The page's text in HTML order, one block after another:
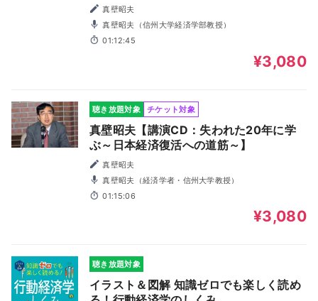
真壁昭夫
真壁昭夫（信州大学経済学部教授）
01:12:45
¥3,080
聴き放題対象 チケット対象
真壁昭夫【講演CD：失われた20年に学
ぶ～日本経済復活への道筋～】
真壁昭夫
真壁昭夫（経済学者・信州大学教授）
01:15:06
¥3,080
聴き放題対象
イラスト＆図解 知識ゼロでも楽しく読め